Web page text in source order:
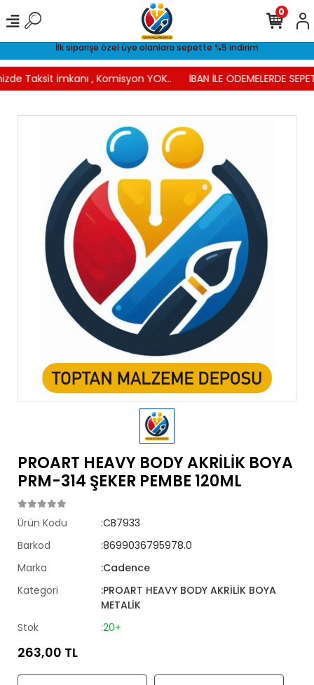
İlk siparişe özel üye olanlara sepette %5 indirim
Taksit imkanı , Komisyon YOK.. İBAN İLE ÖDEMELERDE
0
PROART HEAVY BODY AKRİLİK BOYA
PRM-314 ŞEKER PEMBE 120ML
Ürün Kodu
:CB7933
Barkod
:8699036795978.0
Marka
:Cadence
Kategori
:PROART HEAVY BODY AKRİLİK BOYA
METALİK
Stok
:20+
263,00 TL